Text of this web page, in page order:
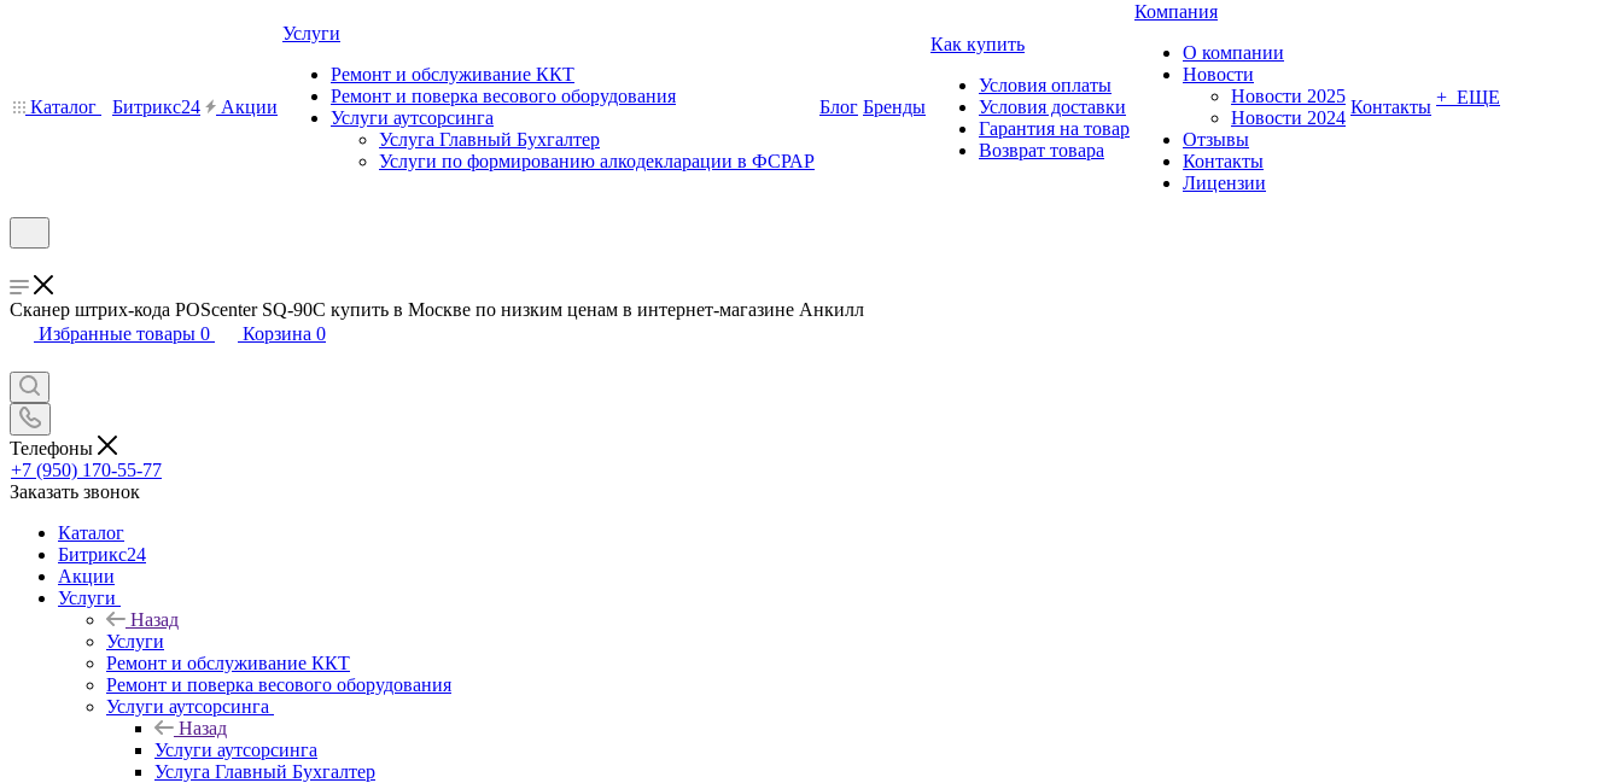
Каталог Битрикс24 Акции
Услуги
Ремонт и обслуживание ККТ
Ремонт и поверка весового оборудования
Услуги аутсорсинга
Услуга Главный Бухгалтер
Услуги по формированию алкодекларации в ФСРАР
Блог Бренды
Как купить
Условия оплаты
Условия доставки
Гарантия на товар
Возврат товара
Компания
О компании
Новости
Новости 2025
Новости 2024
Отзывы
Контакты
Лицензии
Контакты + ЕЩЕ
Сканер штрих-кода POScenter SQ-90C купить в Москве по низким ценам в интернет-магазине Анкилл
Избранные товары 0 Корзина 0
Телефоны
+7 (950) 170-55-77
Заказать звонок
Каталог
Битрикс24
Акции
Услуги
Назад
Услуги
Ремонт и обслуживание ККТ
Ремонт и поверка весового оборудования
Услуги аутсорсинга
Назад
Услуги аутсорсинга
Услуга Главный Бухгалтер